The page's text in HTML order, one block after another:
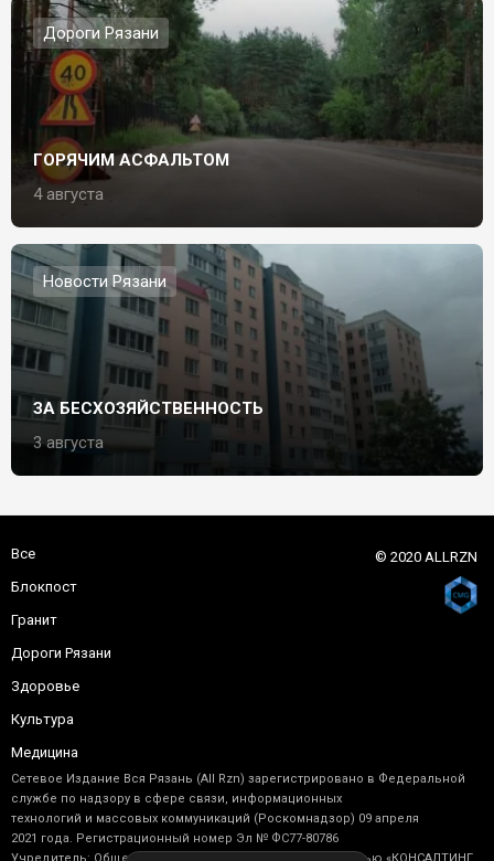
Дороги Рязани
ГОРЯЧИМ АСФАЛЬТОМ
4 августа
Новости Рязани
ЗА БЕСХОЗЯЙСТВЕННОСТЬ
3 августа
Все
Блокпост
Гранит
Дороги Рязани
Здоровье
Культура
Медицина
Сетевое Издание Вся Рязань (All Rzn) зарегистрировано в Федеральной
службе по надзору в сфере связи, информационных
технологий и массовых коммуникаций (Роскомнадзор) 09 апреля
2021 года. Регистрационный номер Эл № ФС77-80786
© 2020 ALLRZN